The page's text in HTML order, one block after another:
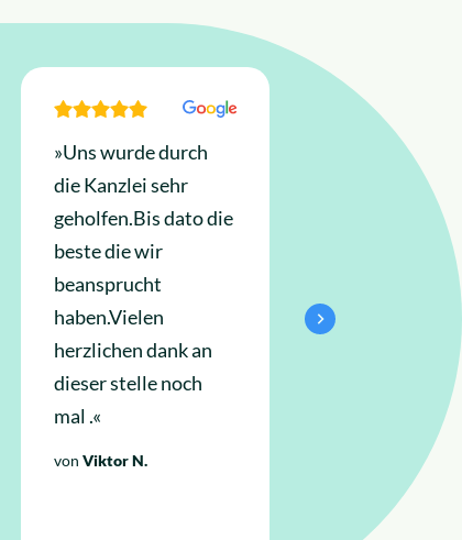
»Uns wurde durch
die Kanzlei sehr
geholfen.Bis dato die
beste die wir
beansprucht
haben.Vielen
herzlichen dank an
dieser stelle noch
mal .«
von Viktor N.
»Ich bedanke
sehr für die
Behandlung
schnelle
und rate